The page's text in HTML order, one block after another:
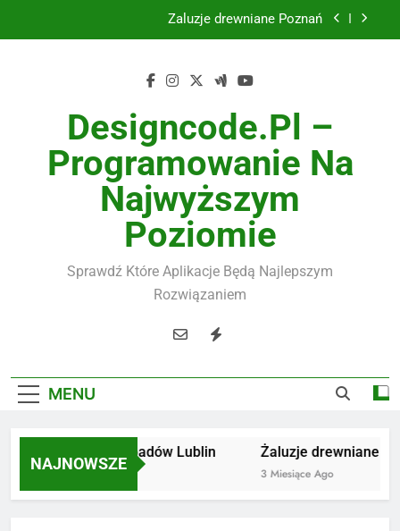
Żaluzje drewniane Poznań
Utylizacja odpadów Lublin
Żaluzje drewniane Poznań
Instalacje elektryczne Gdańsk
Designcode.pl –
Programowanie Na
Najwyższym
Poziomie
Sprawdź Które Aplikacje Będą Najlepszym
Rozwiązaniem
MENU
NAJNOWSZE
Utylizacja odpadów Lublin
2 Miesiące Ago
Żaluzje drewniane
3 Miesiące Ago